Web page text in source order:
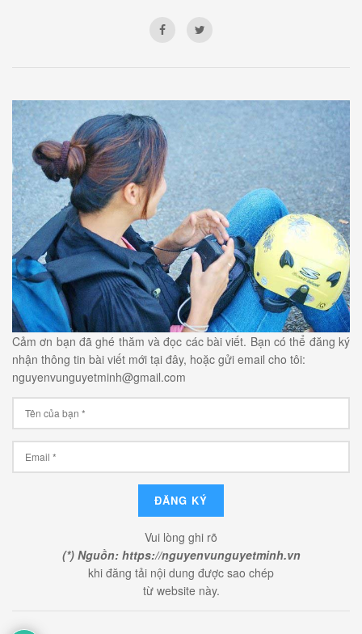
Cảm ơn bạn đã ghé thăm và đọc các bài viết. Bạn có thể đăng ký
nhận thông tin bài viết mới tại đây, hoặc gửi email cho tôi:
nguyenvunguyetminh@gmail.com
Vui lòng ghi rõ
(*) Nguồn: https://nguyenvunguyetminh.vn
khi đăng tải nội dung được sao chép
từ website này.